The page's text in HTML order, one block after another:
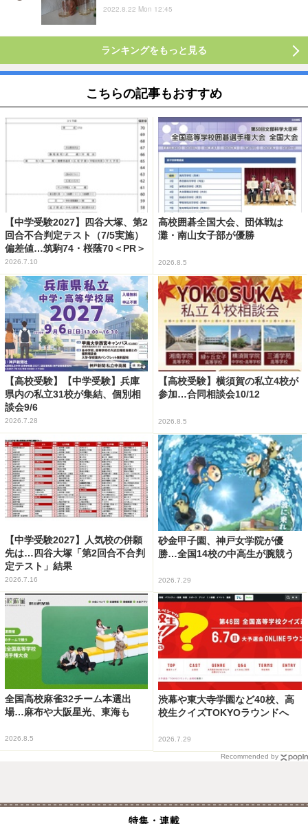
2022.8.22 Mon 12:45
ランキングをもっと見る
こちらの記事もおすすめ
【中学受験2027】四谷大塚、第2
回合不合判定テスト（7/5実施）
偏差値…筑駒74・桜蔭70＜PR＞
2026.7.10
高校囲碁全国大会、団体戦は
灘・南山女子部が優勝
2026.8.5
【高校受験】【中学受験】兵庫
県内の私立31校が集結、個別相
談会9/6
2026.7.28
【高校受験】横須賀の私立4校が
参加…合同相談会10/12
2026.8.5
【中学受験2027】人気校の併願
先は…四谷大塚「第2回合不合判
定テスト」結果
2026.7.16
砂金甲子園、神戸女学院が優
勝…全国14校の中高生が腕競う
2026.7.29
全国高校麻雀32チーム本選出
場…麻布や大阪星光、東海も
2026.8.5
渋幕や東大寺学園など40校、高
校生クイズTOKYOラウンドへ
2026.7.29
Recommended by
特集・連載